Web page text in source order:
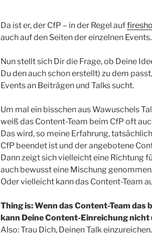
Da ist er, der CfP – in der Regel auf
auch auf den Seiten der einzelnen Events.
Nun stellt sich Dir die Frage, ob Deine
Du den auch schon erstellt) zu dem
Events an Beiträgen und Talks sucht.
Um mal ein bisschen aus Wawuschels
weiß das Content-Team beim CfP oft
Das wird, so meine Erfahrung,
CfP beendet ist und der angebotene
Dann zeigt sich vielleicht eine Richtung
auch bewusst eine Mischung
Oder vielleicht kann das Content-Team
Thing is: Wenn das Content-Team
kann Deine Content-Einreichung nicht
Also: Trau Dich, Deinen Talk einzureichen.